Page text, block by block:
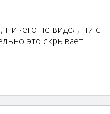
ничего не видел, ни с
это скрывает.